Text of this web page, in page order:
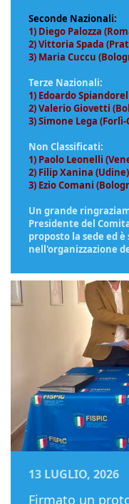
Seconde Nazionali:
1) Diego Palozza
2) Vittoria Spada
3) Maria Cuccu
Terze Nazionali:
1) Edoardo
2) Valerio Giovetti
3) Simone Lega (Forlì-
Non Classificati:
1) Paolo Leonelli
2) Filip Xanina (Udine)
3) Ezio Comani
Un grande
Presidente del
proposto la sede ed
nell'organizzazione
13 LUGLIO, 2026
Firmato un